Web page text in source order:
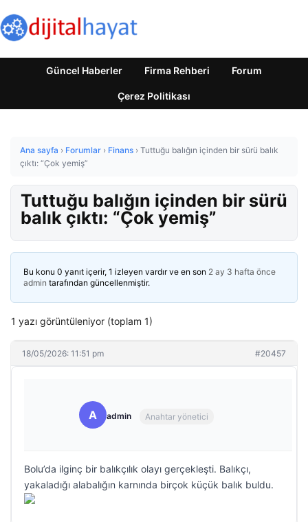
Güncel Haberler Firma Rehberi Forum
Çerez Politikası
Ana sayfa › Forumlar › Finans › Tuttuğu balığın içinden bir sürü balık
çıktı: “Çok yemiş”
Tuttuğu balığın içinden bir sürü
balık çıktı: “Çok yemiş”
Bu konu 0 yanıt içerir, 1 izleyen vardır ve en son 2 ay 3 hafta önce
admin tarafından güncellenmiştir.
1 yazı görüntüleniyor (toplam 1)
18/05/2026: 11:51 pm #20457
A admin Anahtar yönetici
Bolu’da ilginç bir balıkçılık olayı gerçekleşti. Balıkçı,
yakaladığı alabalığın karnında birçok küçük balık buldu.